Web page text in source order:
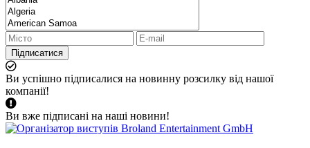
Підписатися
Ви успішно підписалися на новинну розсилку від нашої
компанії!
Ви вже підписані на наші новини!